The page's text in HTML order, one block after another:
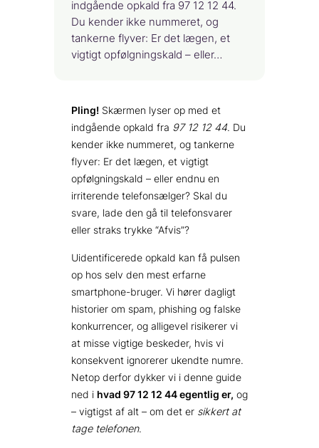
indgående opkald fra 97 12 12 44.
Du kender ikke nummeret, og
tankerne flyver: Er det lægen, et
vigtigt opfølgningskald – eller…
Pling! Skærmen lyser op med et
indgående opkald fra 97 12 12 44. Du
kender ikke nummeret, og tankerne
flyver: Er det lægen, et vigtigt
opfølgningskald – eller endnu en
irriterende telefonsælger? Skal du
svare, lade den gå til telefonsvarer
eller straks trykke “Afvis”?
Uidentificerede opkald kan få pulsen
op hos selv den mest erfarne
smartphone-bruger. Vi hører dagligt
historier om spam, phishing og falske
konkurrencer, og alligevel risikerer vi
at misse vigtige beskeder, hvis vi
konsekvent ignorerer ukendte numre.
Netop derfor dykker vi i denne guide
ned i hvad 97 12 12 44 egentlig er, og
– vigtigst af alt – om det er sikkert at
tage telefonen.